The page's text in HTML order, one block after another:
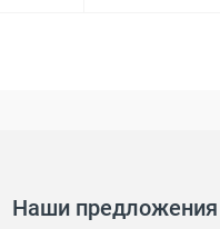
Наши предложения